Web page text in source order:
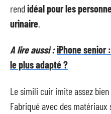
rendidéal pour les
urinaire
A lire aussi :iPhone senior
le plus adapté ?
Le simili cuir imite assez
Fabriqué avec des